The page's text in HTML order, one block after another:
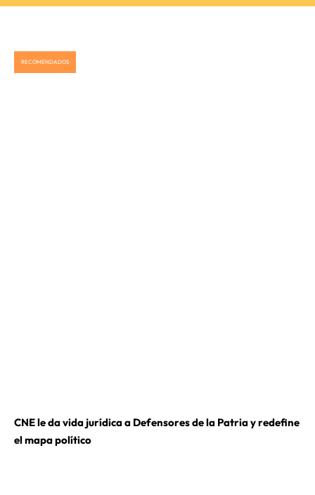
RECOMENDADOS
CNE le da vida jurídica a Defensores de la Patria y redefine
el mapa político